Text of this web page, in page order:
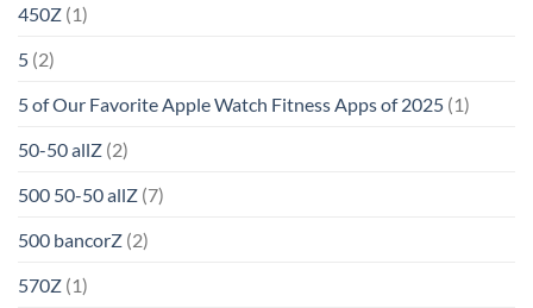
450Z (1)
5 (2)
5 of Our Favorite Apple Watch Fitness Apps of 2025 (1)
50-50 allZ (2)
500 50-50 allZ (7)
500 bancorZ (2)
570Z (1)